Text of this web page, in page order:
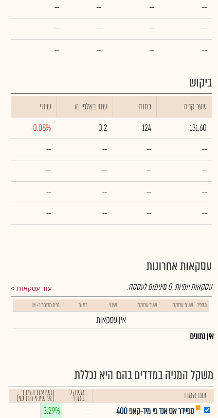
--
--
--
--
--
--
--
--
--
--
--
--
ביקוש
שער קניה כמות ₪ שווי באלפי
שינוי
131.60
124
0.2
-0.08%
--
--
--
--
--
--
--
--
--
--
--
--
--
--
--
--
עסקאות אחרונות
עוד עסקאות עסקאות יומיות:0מינימום לעסקה:
מספר שעת עסקה שער עסקה שינוי כמות נפח מסחר ב- ₪
אין עסקאות
אין נתונים
משקל המניה במדדים בהם היא נכללת
שם המדד משקל
במדד תשואת המדד
(% שינוי חודשי)
ספיידר אס אנד פי מיד-קאפ 400
--
3.29%